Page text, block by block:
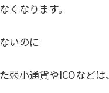
くなります。
いのに
小通貨やICOなどは、